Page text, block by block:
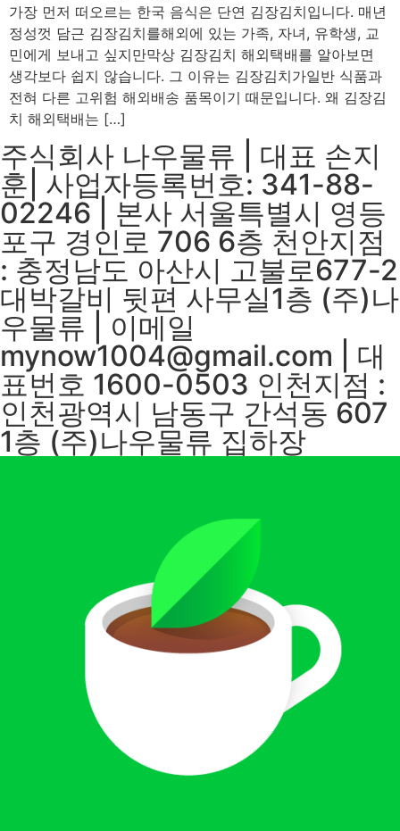
가장 먼저 떠오르는 한국 음식은 단연 김장김치입니다. 매년
정성껏 담근 김장김치를해외에 있는 가족, 자녀, 유학생, 교
민에게 보내고 싶지만막상 김장김치 해외택배를 알아보면
생각보다 쉽지 않습니다. 그 이유는 김장김치가일반 식품과
전혀 다른 고위험 해외배송 품목이기 때문입니다. 왜 김장김
치 해외택배는 […]
주식회사 나우물류 | 대표 손지
훈| 사업자등록번호: 341-88-
02246 | 본사 서울특별시 영등
포구 경인로 706 6층 천안지점
: 충정남도 아산시 고불로677-2
대박갈비 뒷편 사무실1층 (주)나
우물류 | 이메일
mynow1004@gmail.com | 대
표번호 1600-0503 인천지점 :
인천광역시 남동구 간석동 607
1층 (주)나우물류 집하장